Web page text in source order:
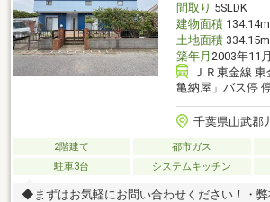
間取り 5SLDK
建物面積134.14m
土地面積334.15m
築年月 2003年11
ＪＲ東金線
亀納屋」バス停
千葉県山武郡
2階建て 都市ガス
駐車3台
システムキッチン
◆まずはお気軽にお問い合わせください！・